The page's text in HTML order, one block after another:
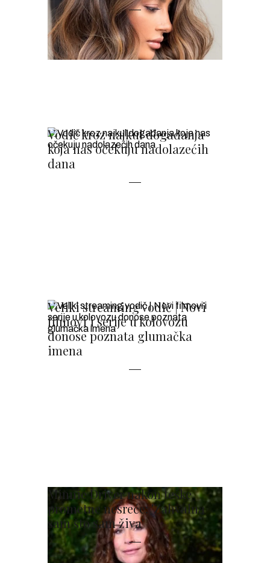
Vodič kroz najkul događanja
koja nas očekuju nadolazećih
dana
Veliki streaming vodič | Novi
filmovi i serije u kolovozu
donose poznata glumačka
imena
Minnie Driver nakon teške
prometne nesreće: 'Zahvalna
sam što sam živa'